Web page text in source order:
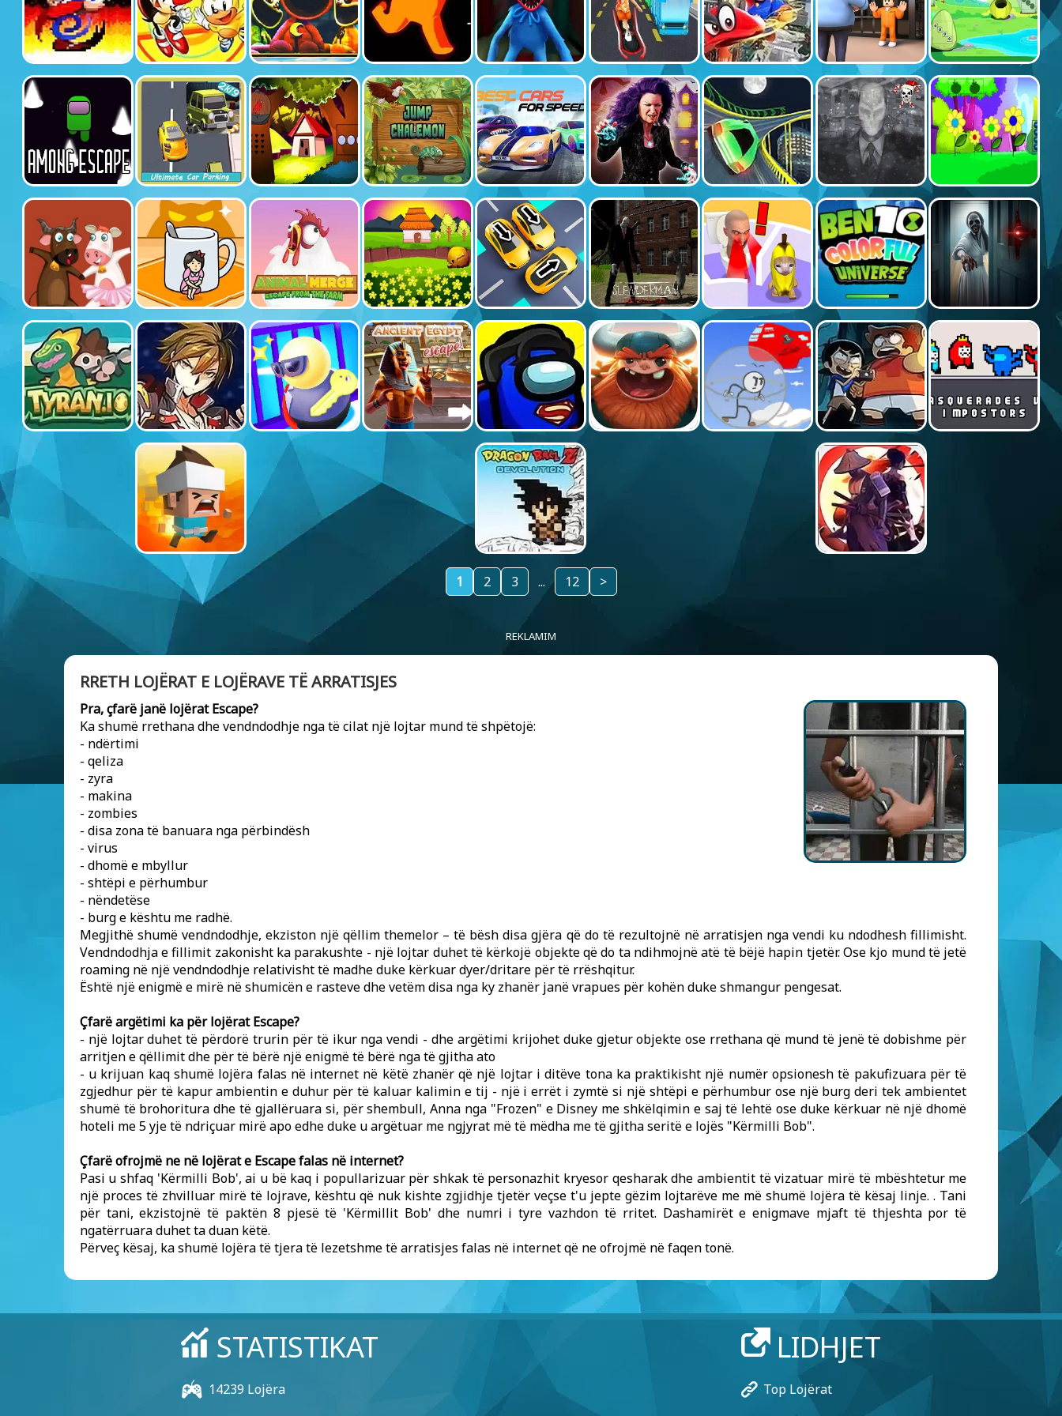
1 2 3 ... 12 >
REKLAMIM
RRETH LOJËRAT E LOJËRAVE TË ARRATISJES
Pra, çfarë janë lojërat Escape?
Ka shumë rrethana dhe vendndodhje nga të cilat një lojtar mund të shpëtojë:
- ndërtimi
- qeliza
- zyra
- makina
- zombies
- disa zona të banuara nga përbindësh
- virus
- dhomë e mbyllur
- shtëpi e përhumbur
- nëndetëse
- burg e kështu me radhë.
Megjithë shumë vendndodhje, ekziston një qëllim themelor – të bësh disa gjëra që do të rezultojnë në arratisjen nga vendi ku ndodhesh fillimisht.
Vendndodhja e fillimit zakonisht ka parakushte - një lojtar duhet të kërkojë objekte që do ta ndihmojnë atë të bëjë hapin tjetër. Ose kjo mund të jetë
roaming në një vendndodhje relativisht të madhe duke kërkuar dyer/dritare për të rrëshqitur.
Është një enigmë e mirë në shumicën e rasteve dhe vetëm disa nga ky zhanër janë vrapues për kohën duke shmangur pengesat.
Çfarë argëtimi ka për lojërat Escape?
- një lojtar duhet të përdorë trurin për të ikur nga vendi - dhe argëtimi krijohet duke gjetur objekte ose rrethana që mund të jenë të dobishme për
arritjen e qëllimit dhe për të bërë një enigmë të bërë nga të gjitha ato
- u krijuan kaq shumë lojëra falas në internet në këtë zhanër që një lojtar i ditëve tona ka praktikisht një numër opsionesh të pakufizuara për të
zgjedhur për të kapur ambientin e duhur për të kaluar kalimin e tij - një i errët i zymtë si një shtëpi e përhumbur ose një burg deri tek ambientet
shumë të brohoritura dhe të gjallëruara si, për shembull, Anna nga "Frozen" e Disney me shkëlqimin e saj të lehtë ose duke kërkuar në një dhomë
hoteli me 5 yje të ndriçuar mirë apo edhe duke u argëtuar me ngjyrat më të mëdha me të gjitha seritë e lojës "Kërmilli Bob".
Çfarë ofrojmë ne në lojërat e Escape falas në internet?
Pasi u shfaq 'Kërmilli Bob', ai u bë kaq i popullarizuar për shkak të personazhit kryesor qesharak dhe ambientit të vizatuar mirë të mbështetur me
një proces të zhvilluar mirë të lojrave, kështu që nuk kishte zgjidhje tjetër veçse t'u jepte gëzim lojtarëve me më shumë lojëra të kësaj linje. . Tani
për tani, ekzistojnë të paktën 8 pjesë të 'Kërmillit Bob' dhe numri i tyre vazhdon të rritet. Dashamirët e enigmave mjaft të thjeshta por të
ngatërruara duhet ta duan këtë.
Përveç kësaj, ka shumë lojëra të tjera të lezetshme të arratisjes falas në internet që ne ofrojmë në faqen tonë.
STATISTIKAT
14239 Lojëra
LIDHJET
Top Lojërat